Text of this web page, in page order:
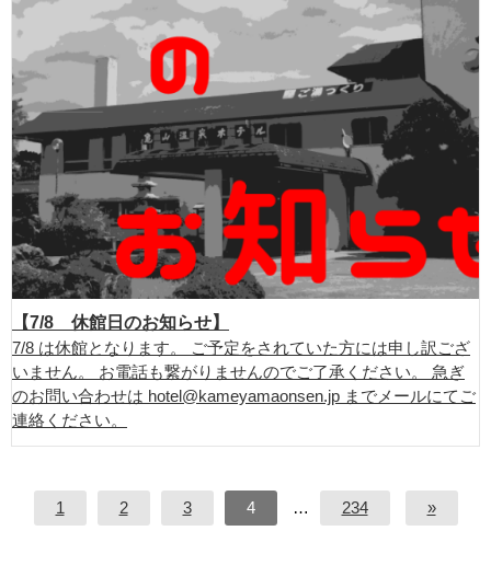
【7/8 休館日のお知らせ】
7/8 は休館となります。 ご予定をされていた方には申し訳ござ
いません。 お電話も繋がりませんのでご了承ください。 急ぎ
のお問い合わせは hotel@kameyamaonsen.jp までメールにてご
連絡ください。
1 2 3 4 … 234 »